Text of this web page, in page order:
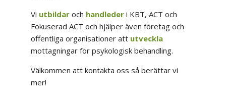
Vi utbildar och handleder i KBT, ACT och
Fokuserad ACT och hjälper även företag och
offentliga organisationer att utveckla
mottagningar för psykologisk behandling.
Välkommen att kontakta oss så berättar vi
mer!